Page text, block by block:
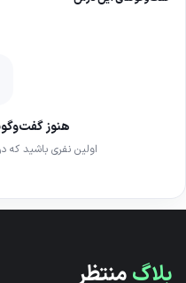
هنوز
اولین نفری باشید که
بلاگمنتظر